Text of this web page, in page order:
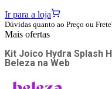
Ir para a loja
Dúvidas quanto ao Preço ou
Mais ofertas
Kit Joico Hydra Splash
Beleza na Web